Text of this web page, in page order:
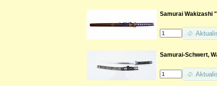
Samurai Wakizashi
Samurai-Schwert,